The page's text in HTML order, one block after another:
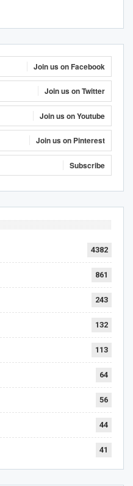
Join us on Facebook
Join us on Twitter
Join us on Youtube
Join us on Pinterest
Subscribe
4382
861
243
132
113
64
56
44
41